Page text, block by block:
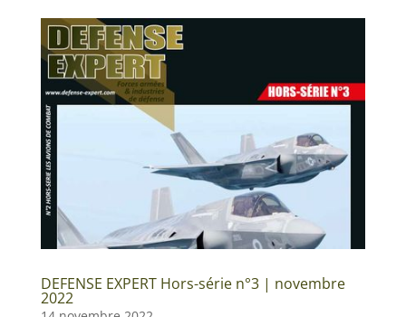
DEFENSE EXPERT Hors-série n°3 | novembre
2022